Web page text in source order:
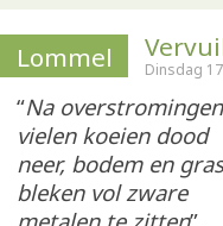
Lommel Dinsdag
“Na overstromingen
vielen koeien dood
neer, bodem en gras
bleken vol zware